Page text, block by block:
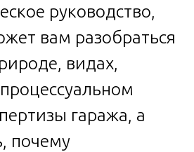
руководство,
вам разобраться
видах,
гаража, а
почему